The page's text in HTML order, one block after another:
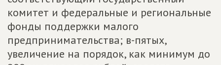
комитет и федеральные и региональные
фонды поддержки малого
предпринимательства; в-пятых,
увеличение на порядок, как минимум до